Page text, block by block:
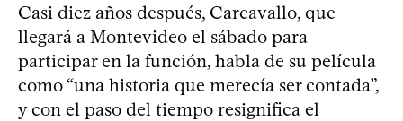
Casi diez años después, Carcavallo, que
llegará a Montevideo el sábado para
participar en la función, habla de su película
como “una historia que merecía ser contada”,
y con el paso del tiempo resignifica el